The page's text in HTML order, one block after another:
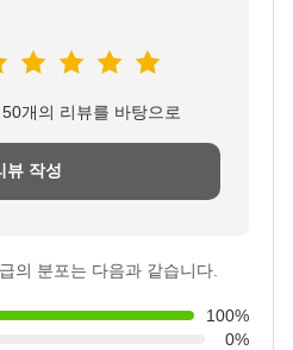
개의 리뷰를 바탕으로
뷰 작성
의 분포는 다음과 같습니다.
100%
0%